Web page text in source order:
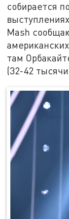
собирается
Mash
там
(32-42